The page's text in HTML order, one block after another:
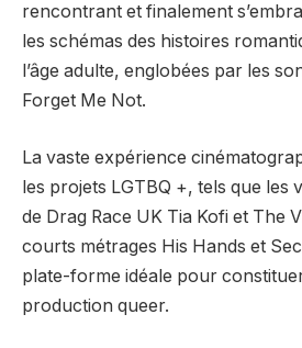
rencontrant et finalement
les schémas des histoires
l’âge adulte, englobées par les
Forget Me Not.
La vaste expérience
les projets LGTBQ +, tels que les
de Drag Race UK Tia Kofi et The
courts métrages His Hands et
plate-forme idéale pour
production queer.